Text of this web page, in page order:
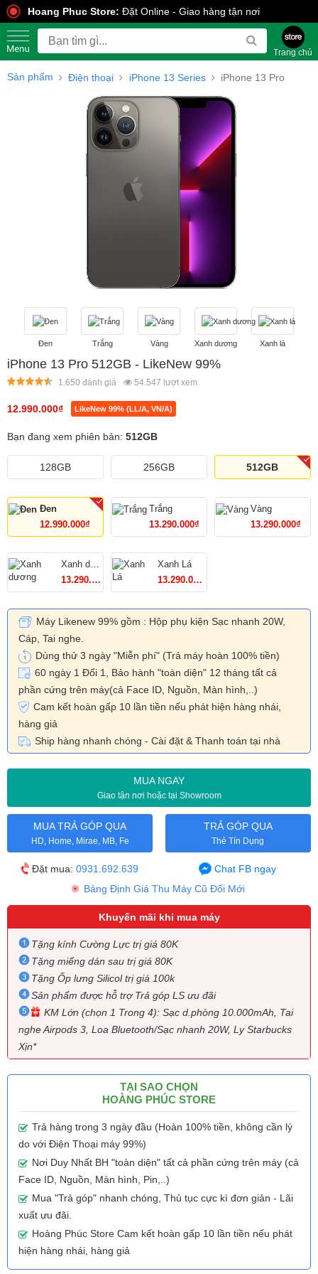
Hoang Phuc Store: Đặt Online - Giao hàng tận nơi
Trang chủ
Sản phẩm Điện thoại iPhone 13 Series iPhone 13 Pro
Đen Trắng Vàng Xanh dương Xanh lá
iPhone 13 Pro 512GB - LikeNew 99%
1.650 đánh giá 54.547 lượt xem
12.990.000₫ LikeNew 99% (LL/A, VN/A)
Bạn đang xem phiên bản: 512GB
128GB 256GB 512GB
Đen
12.990.000₫
Trắng
13.290.000₫
Vàng
13.290.000₫
Xanh dương
13.290.000₫
Xanh Lá
13.290.000₫
Máy Likenew 99% gồm : Hộp phụ kiện Sạc nhanh 20W,
Cáp, Tai nghe.
Dùng thử 3 ngày "Miễn phí" (Trả máy hoàn 100% tiền)
60 ngày 1 Đổi 1, Bảo hành "toàn diện" 12 tháng tất cả
phần cứng trên máy(cả Face ID, Nguồn, Màn hình,..)
Cam kết hoàn gấp 10 lần tiền nếu phát hiện hàng nhái,
hàng giả
Ship hàng nhanh chóng - Cài đặt & Thanh toán tại nhà
MUA NGAY
Giao tận nơi hoặc tại Showroom
MUA TRẢ GÓP QUA
HD, Home, Mirae, MB, Fe
TRẢ GÓP QUA
Thẻ Tín Dụng
Đặt mua:0931.692.639
Chat FB ngay
Bảng Định Giá Thu Máy Cũ Đổi Mới
Khuyến mãi khi mua máy
Tặng kính Cường Lực trị giá 80K
Tặng miếng dán sau trị giá 80K
Tặng Ốp lưng Silicol trị giá 100k
Sản phẩm được hỗ trợ Trả góp LS ưu đãi
KM Lớn (chọn 1 Trong 4): Sạc d.phòng 10.000mAh, Tai
nghe Airpods 3, Loa Bluetooth/Sạc nhanh 20W, Ly Starbucks
Xịn*
TẠI SAO CHỌN
HOÀNG PHÚC STORE
Trả hàng trong 3 ngày đầu (Hoàn 100% tiền, không cần lý
do với Điện Thoại máy 99%)
Nơi Duy Nhất BH "toàn diện" tất cả phần cứng trên máy (cả
Face ID, Nguồn, Màn hình, Pin,..)
Mua "Trả góp" nhanh chóng, Thủ tục cực kì đơn giản - Lãi
xuất ưu đãi.
Hoàng Phúc Store Cam kết hoàn gấp 10 lần tiền nếu phát
hiện hàng nhái, hàng giả